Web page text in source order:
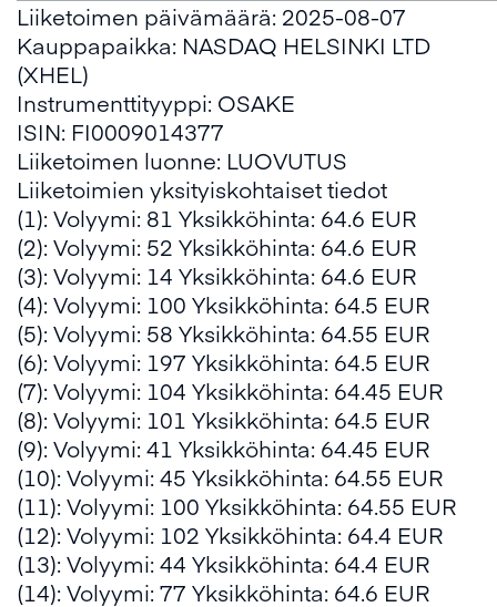
Liiketoimen päivämäärä: 2025-08-07
Kauppapaikka: NASDAQ HELSINKI LTD
(XHEL)
Instrumenttityyppi: OSAKE
ISIN: FI0009014377
Liiketoimen luonne: LUOVUTUS
Liiketoimien yksityiskohtaiset tiedot
(1): Volyymi: 81 Yksikköhinta: 64.6 EUR
(2): Volyymi: 52 Yksikköhinta: 64.6 EUR
(3): Volyymi: 14 Yksikköhinta: 64.6 EUR
(4): Volyymi: 100 Yksikköhinta: 64.5 EUR
(5): Volyymi: 58 Yksikköhinta: 64.55 EUR
(6): Volyymi: 197 Yksikköhinta: 64.5 EUR
(7): Volyymi: 104 Yksikköhinta: 64.45 EUR
(8): Volyymi: 101 Yksikköhinta: 64.5 EUR
(9): Volyymi: 41 Yksikköhinta: 64.45 EUR
(10): Volyymi: 45 Yksikköhinta: 64.55 EUR
(11): Volyymi: 100 Yksikköhinta: 64.55 EUR
(12): Volyymi: 102 Yksikköhinta: 64.4 EUR
(13): Volyymi: 44 Yksikköhinta: 64.4 EUR
(14): Volyymi: 77 Yksikköhinta: 64.6 EUR